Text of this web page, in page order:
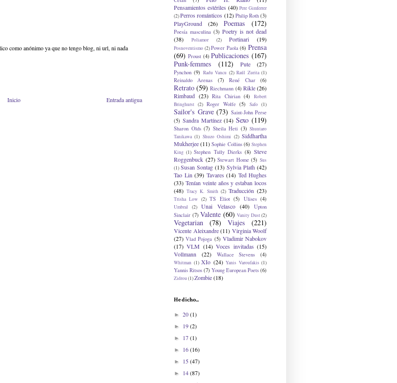
como anónimo ya que no tengo blog, ni url, ni nada
Entrada antigua
Inicio
Pensamientos estériles (40) Pere Gimferrer
(2)Perros románticos (12) Philip Roth (3)
PlayGround (26) Poemas (172)
Poesía masculina (3) Poetry is not dead
(38)
Poliamor (2) Portinari (19)
Posnoventismo (2) Power Paola (6) Prensa
(69) Proust (4) Publicaciones (167)
Punk-femmes
(112) Pute (27)
Pynchon (9) Radu Vancu (2) Raúl Zurita (1)
Reinaldo Arenas (7) René Char (6)
Retrato (59) Riechmann (4) Rikle (26)
Rimbaud (23) Rita Chirian (4)
Robert
Bringhurst (2) Roger Wolfe (5) Safo (1)
Sailor's Grave (73) Saint-John Perse
(5) Sandra Martínez (14) Sexo (119)
Sharon Olds (7) Sheila Heti (3) Shuntaro
Tanikawa (1) Shuzo Oshimi (2) Siddhartha
Mukherjee (11) Sophie Collins (6) Stephen
King (1) Stephen Tully Dierks (8) Steve
Roggenbuck (27) Stewart Home (5) Sus
(1) Susan Sontag (13) Sylvia Plath (42)
Tao Lin (39) Tavares (14) Ted Hughes
(33) Tenían veinte años y estaban locos
(48) Tracy K. Smith (2) Traducción (23)
Trisha Low (2) TS Eliot (5) Ulises (4)
Umbral (2) Unai Velasco (40)
Upton
Sinclair (7) Valente (60) Vanity Dust(2)
Vegetarian (78) Viajes (221)
Vicente Aleixandre (11) Virginia Woolf
(27) Vlad Pojoga (5) Vladimir Nabokov
(17) VLM (14) Voces invitadas (15)
Vollmann
(22) Wallace Stevens (4)
Whitman (1) XIo (24) Yanis Varoufakis (1)
Yannis Ritsos (7) Young European Poets (6)
Zidrou(1)Zombie(18)
He dicho...
► 20(1)
► 19(2)
► 17(1)
► 16(16)
► 15(47)
► 14(87)